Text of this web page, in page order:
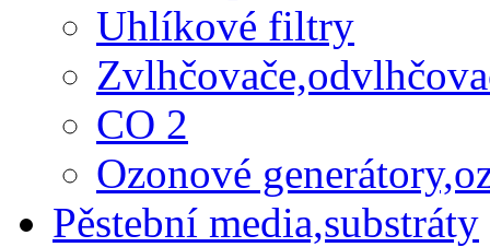
Uhlíkové filtry
CO 2
Ozonové
Pěstební media,substráty